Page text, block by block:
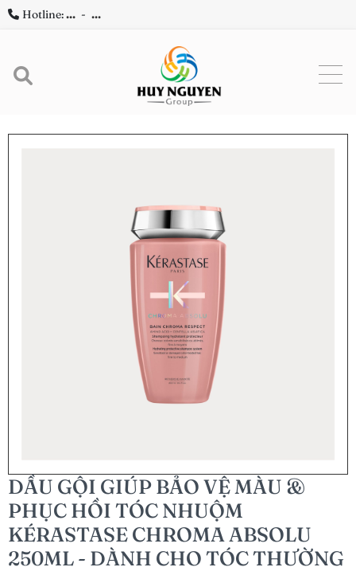
Hotline:... - ...
DẦU GỘI GIÚP BẢO VỆ MÀU &
PHỤC HỒI TÓC NHUỘM
KÉRASTASE CHROMA ABSOLU
250ML - DÀNH CHO TÓC THƯỜNG